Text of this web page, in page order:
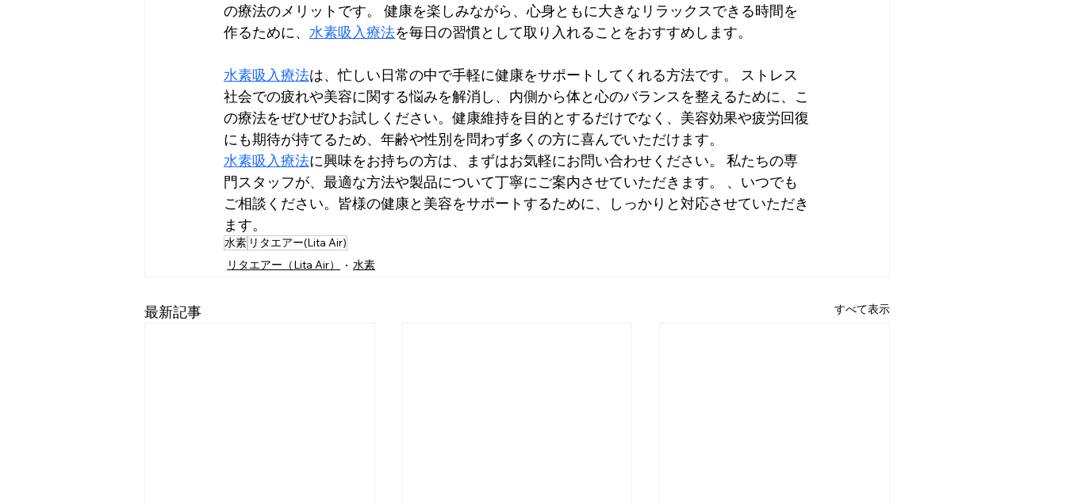
の療法のメリットです。 健康を楽しみながら、心身ともに大きなリラックスできる時間を
作るために、 水素吸入療法を毎日の習慣として取り入れることをおすすめします。
水素吸入療法は、忙しい日常の中で手軽に健康をサポートしてくれる方法です。 ストレス
社会での疲れや美容に関する悩みを解消し、内側から体と心のバランスを整えるために、こ
の療法をぜひぜひお試しください。健康維持を目的とするだけでなく、美容効果や疲労回復
にも期待が持てるため、年齢や性別を問わず多くの方に喜んでいただけます。
水素吸入療法に興味をお持ちの方は、まずはお気軽にお問い合わせください。 私たちの専
門スタッフが、最適な方法や製品について丁寧にご案内させていただきます。 、いつでも
ご相談ください。皆様の健康と美容をサポートするために、しっかりと対応させていただき
ます。
水素 リタエアー(Lita Air)
リタエアー（Lita Air）
水素
最新記事 すべて表示